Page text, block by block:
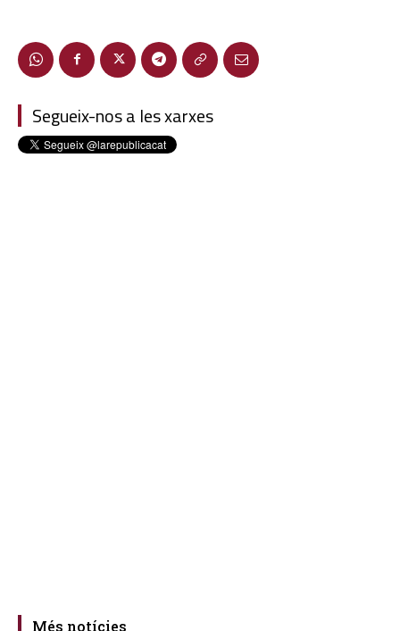
Segueix-nos a les xarxes
Més notícies